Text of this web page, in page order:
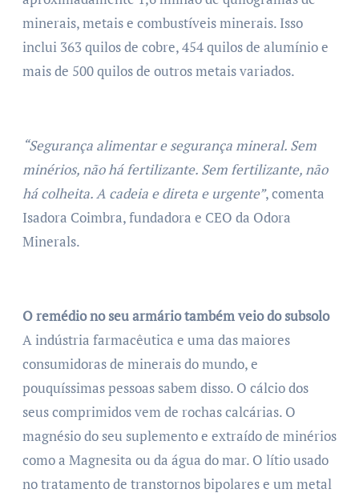
minerais, metais e combustíveis minerais. Isso
inclui 363 quilos de cobre, 454 quilos de alumínio e
mais de 500 quilos de outros metais variados.
“Segurança alimentar e segurança mineral. Sem
minérios, não há fertilizante. Sem fertilizante, não
há colheita. A cadeia e direta e urgente”, comenta
Isadora Coimbra, fundadora e CEO da Odora
Minerals.
O remédio no seu armário também veio do subsolo
A indústria farmacêutica e uma das maiores
consumidoras de minerais do mundo, e
pouquíssimas pessoas sabem disso. O cálcio dos
seus comprimidos vem de rochas calcárias. O
magnésio do seu suplemento e extraído de minérios
como a Magnesita ou da água do mar. O lítio usado
no tratamento de transtornos bipolares e um metal